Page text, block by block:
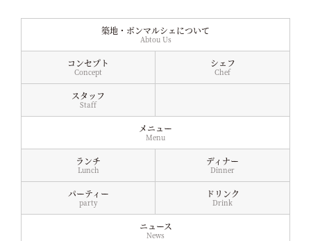
築地・ボンマルシェについて
Abtou Us
コンセプト
Concept
シェフ
Chef
スタッフ
Staff
メニュー
Menu
ランチ
Lunch
ディナー
Dinner
パーティー
party
ドリンク
Drink
ニュース
News